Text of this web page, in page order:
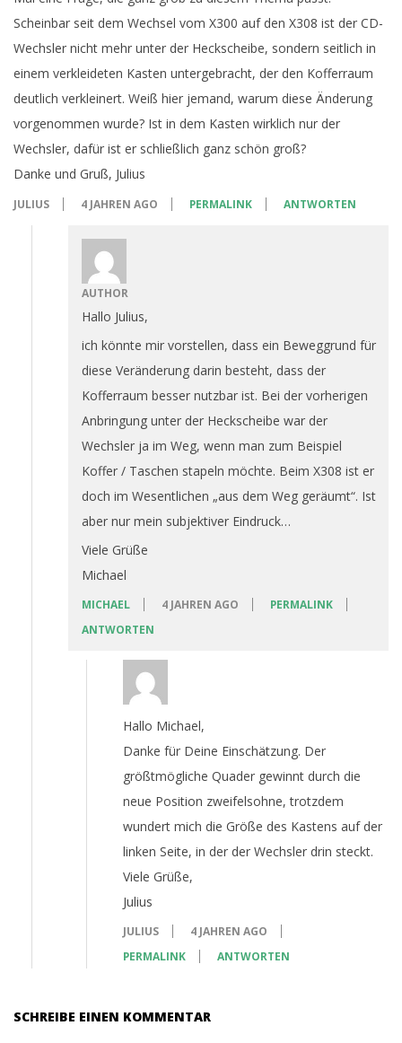
Scheinbar seit dem Wechsel vom X300 auf den X308 ist der CD-
Wechsler nicht mehr unter der Heckscheibe, sondern seitlich in
einem verkleideten Kasten untergebracht, der den Kofferraum
deutlich verkleinert. Weiß hier jemand, warum diese Änderung
vorgenommen wurde? Ist in dem Kasten wirklich nur der
Wechsler, dafür ist er schließlich ganz schön groß?
Danke und Gruß, Julius
JULIUS 4 JAHREN AGO PERMALINK ANTWORTEN
AUTHOR
Hallo Julius,
ich könnte mir vorstellen, dass ein Beweggrund für
diese Veränderung darin besteht, dass der
Kofferraum besser nutzbar ist. Bei der vorherigen
Anbringung unter der Heckscheibe war der
Wechsler ja im Weg, wenn man zum Beispiel
Koffer / Taschen stapeln möchte. Beim X308 ist er
doch im Wesentlichen „aus dem Weg geräumt“. Ist
aber nur mein subjektiver Eindruck…
Viele Grüße
Michael
MICHAEL 4 JAHREN AGO
PERMALINK
ANTWORTEN
Hallo Michael,
Danke für Deine Einschätzung. Der
größtmögliche Quader gewinnt durch die
neue Position zweifelsohne, trotzdem
wundert mich die Größe des Kastens auf der
linken Seite, in der der Wechsler drin steckt.
Viele Grüße,
Julius
JULIUS
4 JAHREN AGO
PERMALINK
ANTWORTEN
SCHREIBE EINEN KOMMENTAR